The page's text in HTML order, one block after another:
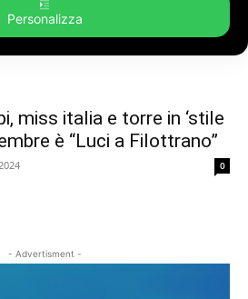
miss italia e torre in ‘stile
è “Luci a Filottrano”
0
- Advertisment -
Personalizza